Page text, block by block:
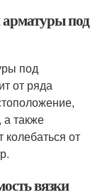
арматуры под
под
от ряда
также
от
вязки